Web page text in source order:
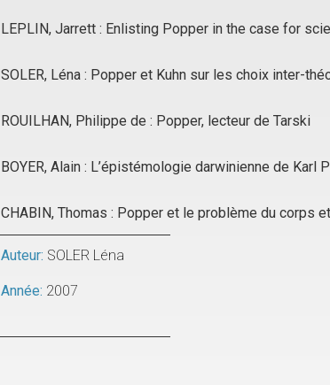
LEPLIN, Jarrett : Enlisting Popper in the case for
SOLER, Léna : Popper et Kuhn sur les choix inter-
ROUILHAN, Philippe de : Popper, lecteur de Tarski
BOYER, Alain : L’épistémologie darwinienne de Karl
CHABIN, Thomas : Popper et le problème du corps
Auteur: SOLER Léna
Année: 2007